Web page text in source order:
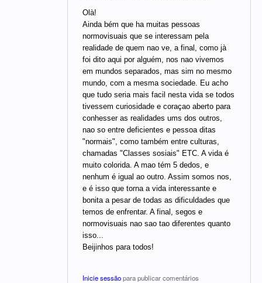
Olà!
Ainda bém que ha muitas pessoas
normovisuais que se interessam pela
realidade de quem nao ve, a final, como jà
foi dito aqui por alguém, nos nao vivemos
em mundos separados, mas sim no mesmo
mundo, com a mesma sociedade. Eu acho
que tudo seria mais facil nesta vida se todos
tivessem curiosidade e coraçao aberto para
conhesser as realidades ums dos outros,
nao so entre deficientes e pessoa ditas
"normais", como também entre culturas,
chamadas "Classes sosiais" ETC. A vida é
muito colorida. A mao tém 5 dedos, e
nenhum é igual ao outro. Assim somos nos,
e é isso que torna a vida interessante e
bonita a pesar de todas as dificuldades que
temos de enfrentar. A final, segos e
normovisuais nao sao tao diferentes quanto
isso...
Beijinhos para todos!
Inicie sessãopara publicar comentários